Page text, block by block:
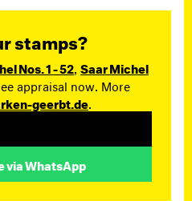
stamps?
Nos. 1 - 52 Saar Michel
appraisal now. More
geerbt.de
via WhatsApp